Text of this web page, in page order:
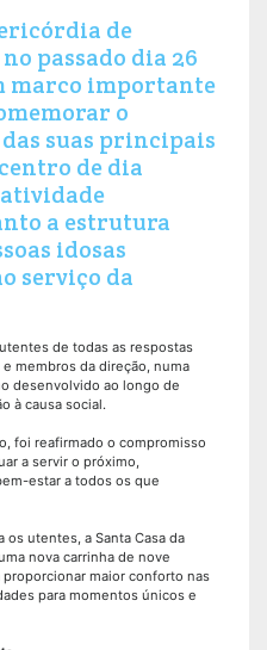
de
passado dia 26
marco importante
o
suas principais
de dia
atividade
a estrutura
idosas
serviço da
de todas as respostas
membros da direção, numa
desenvolvido ao longo de
à causa social.
foi reafirmado o compromisso
a servir o próximo,
estar a todos os que
utentes, a Santa Casa da
nova carrinha de nove
maior conforto nas
para momentos únicos e